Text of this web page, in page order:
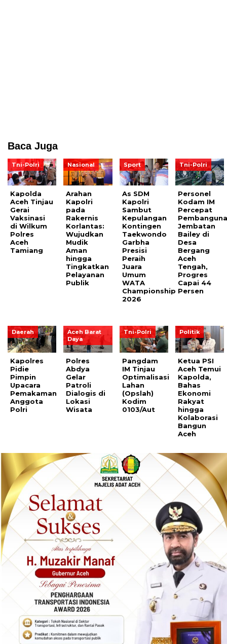
Baca Juga
Tni-Polri
Kapolda
Aceh Tinjau
Gerai
Vaksinasi
di Wilkum
Polres
Aceh
Tamiang
Nasional
Arahan
Kapolri
pada
Rakernis
Korlantas:
Wujudkan
Mudik
Aman
hingga
Tingkatkan
Pelayanan
Publik
Sport
As SDM
Kapolri
Sambut
Kepulangan
Kontingen
Taekwondo
Garbha
Presisi
Peraih
Juara
Umum
WATA
Championship
2026
Tni-Polri
Personel
Kodam IM
Percepat
Jembatan
Bailey di
Desa
Bergang
Aceh
Tengah,
Progres
Capai 44
Persen
Daerah
Kapolres
Pidie
Pimpin
Upacara
Pemakaman
Anggota
Polri
Aceh Barat
Daya
Polres
Abdya
Gelar
Patroli
Dialogis di
Lokasi
Wisata
Tni-Polri
Pangdam
IM Tinjau
Optimalisasi
Lahan
(Opslah)
Kodim
0103/Aut
Politik
Ketua PSI
Aceh Temui
Kapolda,
Bahas
Ekonomi
Rakyat
hingga
Kolaborasi
Bangun
Aceh